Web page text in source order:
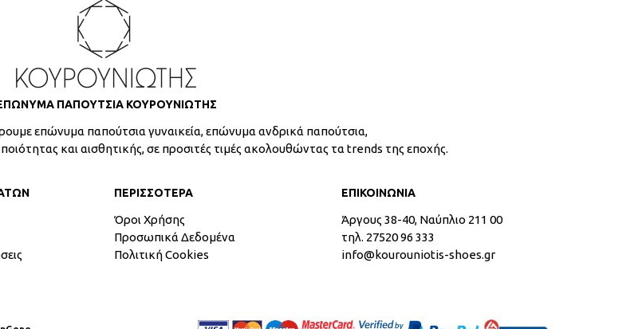
ΠΑΠΟΥΤΣΙΑ ΚΟΥΡΟΥΝΙΩΤΗΣ
επώνυμα παπούτσια γυναικεία, επώνυμα ανδρικά παπούτσια,
και αισθητικής, σε προσιτές τιμές ακολουθώντας τα trends της εποχής.
ΠΕΡΙΣΣΟΤΕΡΑ
Όροι Χρήσης
Προσωπικά Δεδομένα
Πολιτική Cookies
ΕΠΙΚΟΙΝΩΝΙΑ
Άργους 38-40, Ναύπλιο 211 00
τηλ. 27520 96 333
info@kourouniotis-shoes.gr